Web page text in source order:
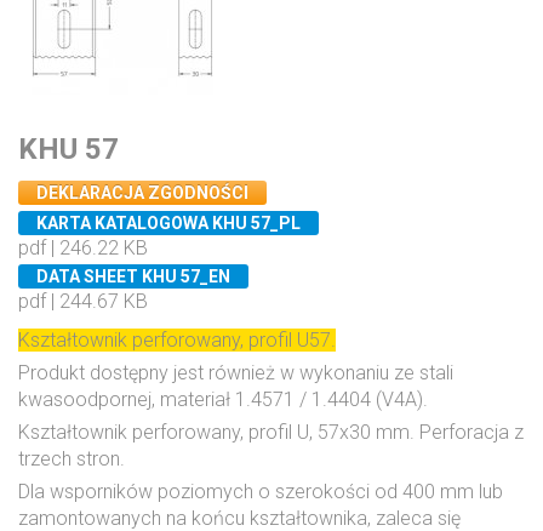
KHU 57
DEKLARACJA ZGODNOŚCI
KARTA KATALOGOWA KHU 57_PL
pdf | 246.22 KB
DATA SHEET KHU 57_EN
pdf | 244.67 KB
Kształtownik perforowany, profil U57.
Produkt dostępny jest również w wykonaniu ze stali
kwasoodpornej, materiał 1.4571 / 1.4404 (V4A).
Kształtownik perforowany, profil U, 57x30 mm. Perforacja z
trzech stron.
Dla wsporników poziomych o szerokości od 400 mm lub
zamontowanych na końcu kształtownika, zaleca się